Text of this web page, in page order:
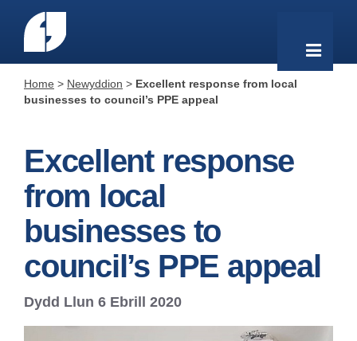
Home > Newyddion > Excellent response from local
businesses to council’s PPE appeal
Excellent response
from local
businesses to
council’s PPE appeal
Dydd Llun 6 Ebrill 2020